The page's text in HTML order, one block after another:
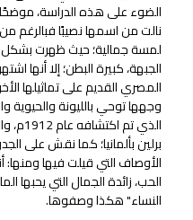
الضوء على هذه الدراسة، موضحًا
نالت من اسمها نصيبًا فبالرغم
لمسة جمالية؛ حيث ظهرت بشكل
الجبهة، كبيرة البطن؛ إلا أنها
المصري القديم على تماثيلها
وجهها توحي بالليونة والحيوية
الذي تم
برلين بألمانيا؛ كما نقش على
الأوصاف التي قيلت فيها ومنها:
الحب، زائدة الجمال التي يحبها
النساء" هكذا وصفوها.